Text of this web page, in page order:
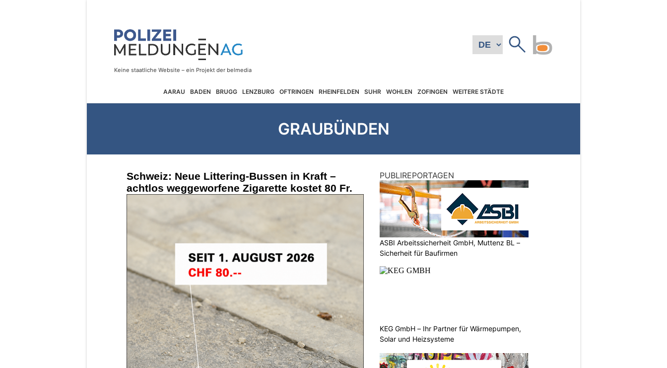
AARAU BADEN BRUGG LENZBURG OFTRINGEN RHEINFELDEN SUHR WOHLEN ZOFINGEN WEITERE STÄDTE
GRAUBÜNDEN
Schweiz: Neue Littering-Bussen in Kraft –
achtlos weggeworfene Zigarette kostet 80 Fr.
PUBLIREPORTAGEN
ASBI Arbeitssicherheit GmbH, Muttenz BL –
Sicherheit für Baufirmen
KEG GmbH – Ihr Partner für Wärmepumpen,
Solar und Heizsysteme